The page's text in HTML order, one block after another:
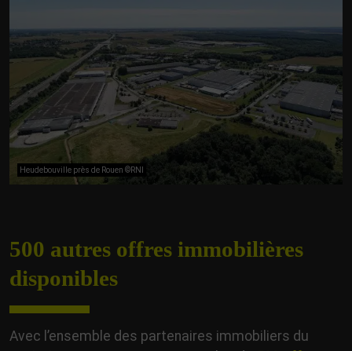
Heudebouville près de Rouen ©RNI
500 autres offres immobilières
disponibles
Avec l’ensemble des partenaires immobiliers du